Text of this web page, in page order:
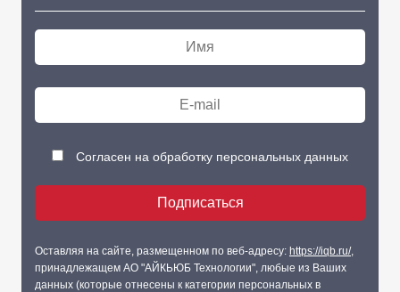
Согласен на обработку персональных данных
Оставляя на сайте, размещенном по веб-адресу: https://iqb.ru/,
принадлежащем АО "АЙКЬЮБ Технологии", любые из Ваших
данных (которые отнесены к категории персональных в